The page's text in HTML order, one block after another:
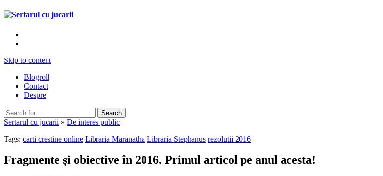
Skip to content
Blogroll
Contact
Despre
Sertarul cu jucarii » De interes public
Tags: carti crestine online Libraria Maranatha Libraria Stephanus rezolutii 2016
Fragmente şi obiective în 2016. Primul articol pe anul acesta!